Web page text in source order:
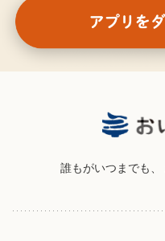
誰もがいつまでも、